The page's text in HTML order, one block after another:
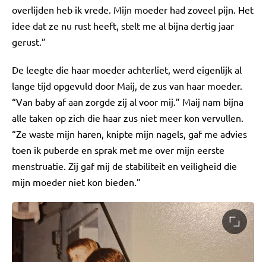
overlijden heb ik vrede. Mijn moeder had zoveel pijn. Het
idee dat ze nu rust heeft, stelt me al bijna dertig jaar
gerust.”
De leegte die haar moeder achterliet, werd eigenlijk al
lange tijd opgevuld door Maij, de zus van haar moeder.
“Van baby af aan zorgde zij al voor mij.” Maij nam bijna
alle taken op zich die haar zus niet meer kon vervullen.
“Ze waste mijn haren, knipte mijn nagels, gaf me advies
toen ik puberde en sprak met me over mijn eerste
menstruatie. Zij gaf mij de stabiliteit en veiligheid die
mijn moeder niet kon bieden.”